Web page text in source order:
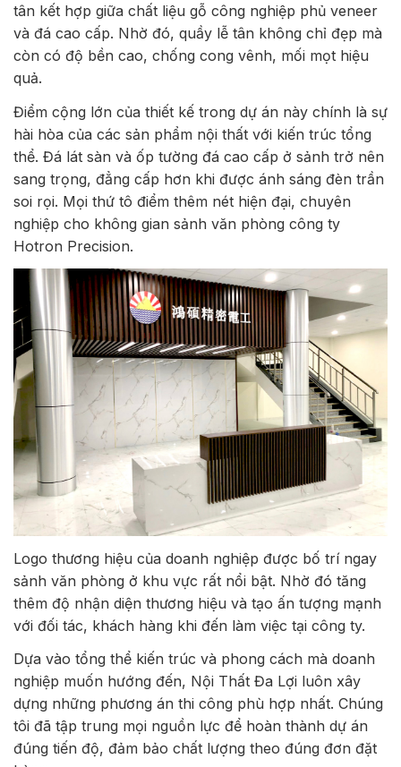
tân kết hợp giữa chất liệu gỗ công nghiệp phủ veneer
và đá cao cấp. Nhờ đó, quầy lễ tân không chỉ đẹp mà
còn có độ bền cao, chống cong vênh, mối mọt hiệu
quả.
Điểm cộng lớn của thiết kế trong dự án này chính là sự
hài hòa của các sản phẩm nội thất với kiến trúc tổng
thể. Đá lát sàn và ốp tường đá cao cấp ở sảnh trở nên
sang trọng, đẳng cấp hơn khi được ánh sáng đèn trần
soi rọi. Mọi thứ tô điểm thêm nét hiện đại, chuyên
nghiệp cho không gian sảnh văn phòng công ty
Hotron Precision.
Logo thương hiệu của doanh nghiệp được bố trí ngay
sảnh văn phòng ở khu vực rất nổi bật. Nhờ đó tăng
thêm độ nhận diện thương hiệu và tạo ấn tượng mạnh
với đối tác, khách hàng khi đến làm việc tại công ty.
Dựa vào tổng thể kiến trúc và phong cách mà doanh
nghiệp muốn hướng đến, Nội Thất Đa Lợi luôn xây
dựng những phương án thi công phù hợp nhất. Chúng
tôi đã tập trung mọi nguồn lực để hoàn thành dự án
đúng tiến độ, đảm bảo chất lượng theo đúng đơn đặt